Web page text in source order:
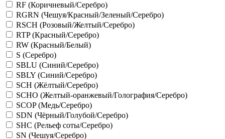
RF (Коричневый/Серебро)
RGRN (Чешуя/Красный/Зеленый/Серебро)
RSCH (Розовый/Желтый/Серебро)
RTP (Красный/Серебро)
RW (Красный/Белый)
S (Серебро)
SBLU (Синий/Серебро)
SBLY (Синий/Серебро)
SCH (Жёлтый/Серебро)
SCHO (Желтый-оранжевый/Голография/Серебро)
SCOP (Медь/Серебро)
SDN (Чёрный/Голубой/Серебро)
SHC (Рельеф соты/Серебро)
SN (Чешуя/Серебро)